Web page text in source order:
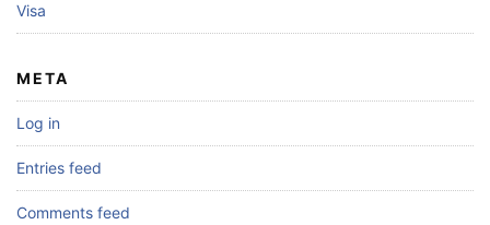
Visa
META
Log in
Entries feed
Comments feed